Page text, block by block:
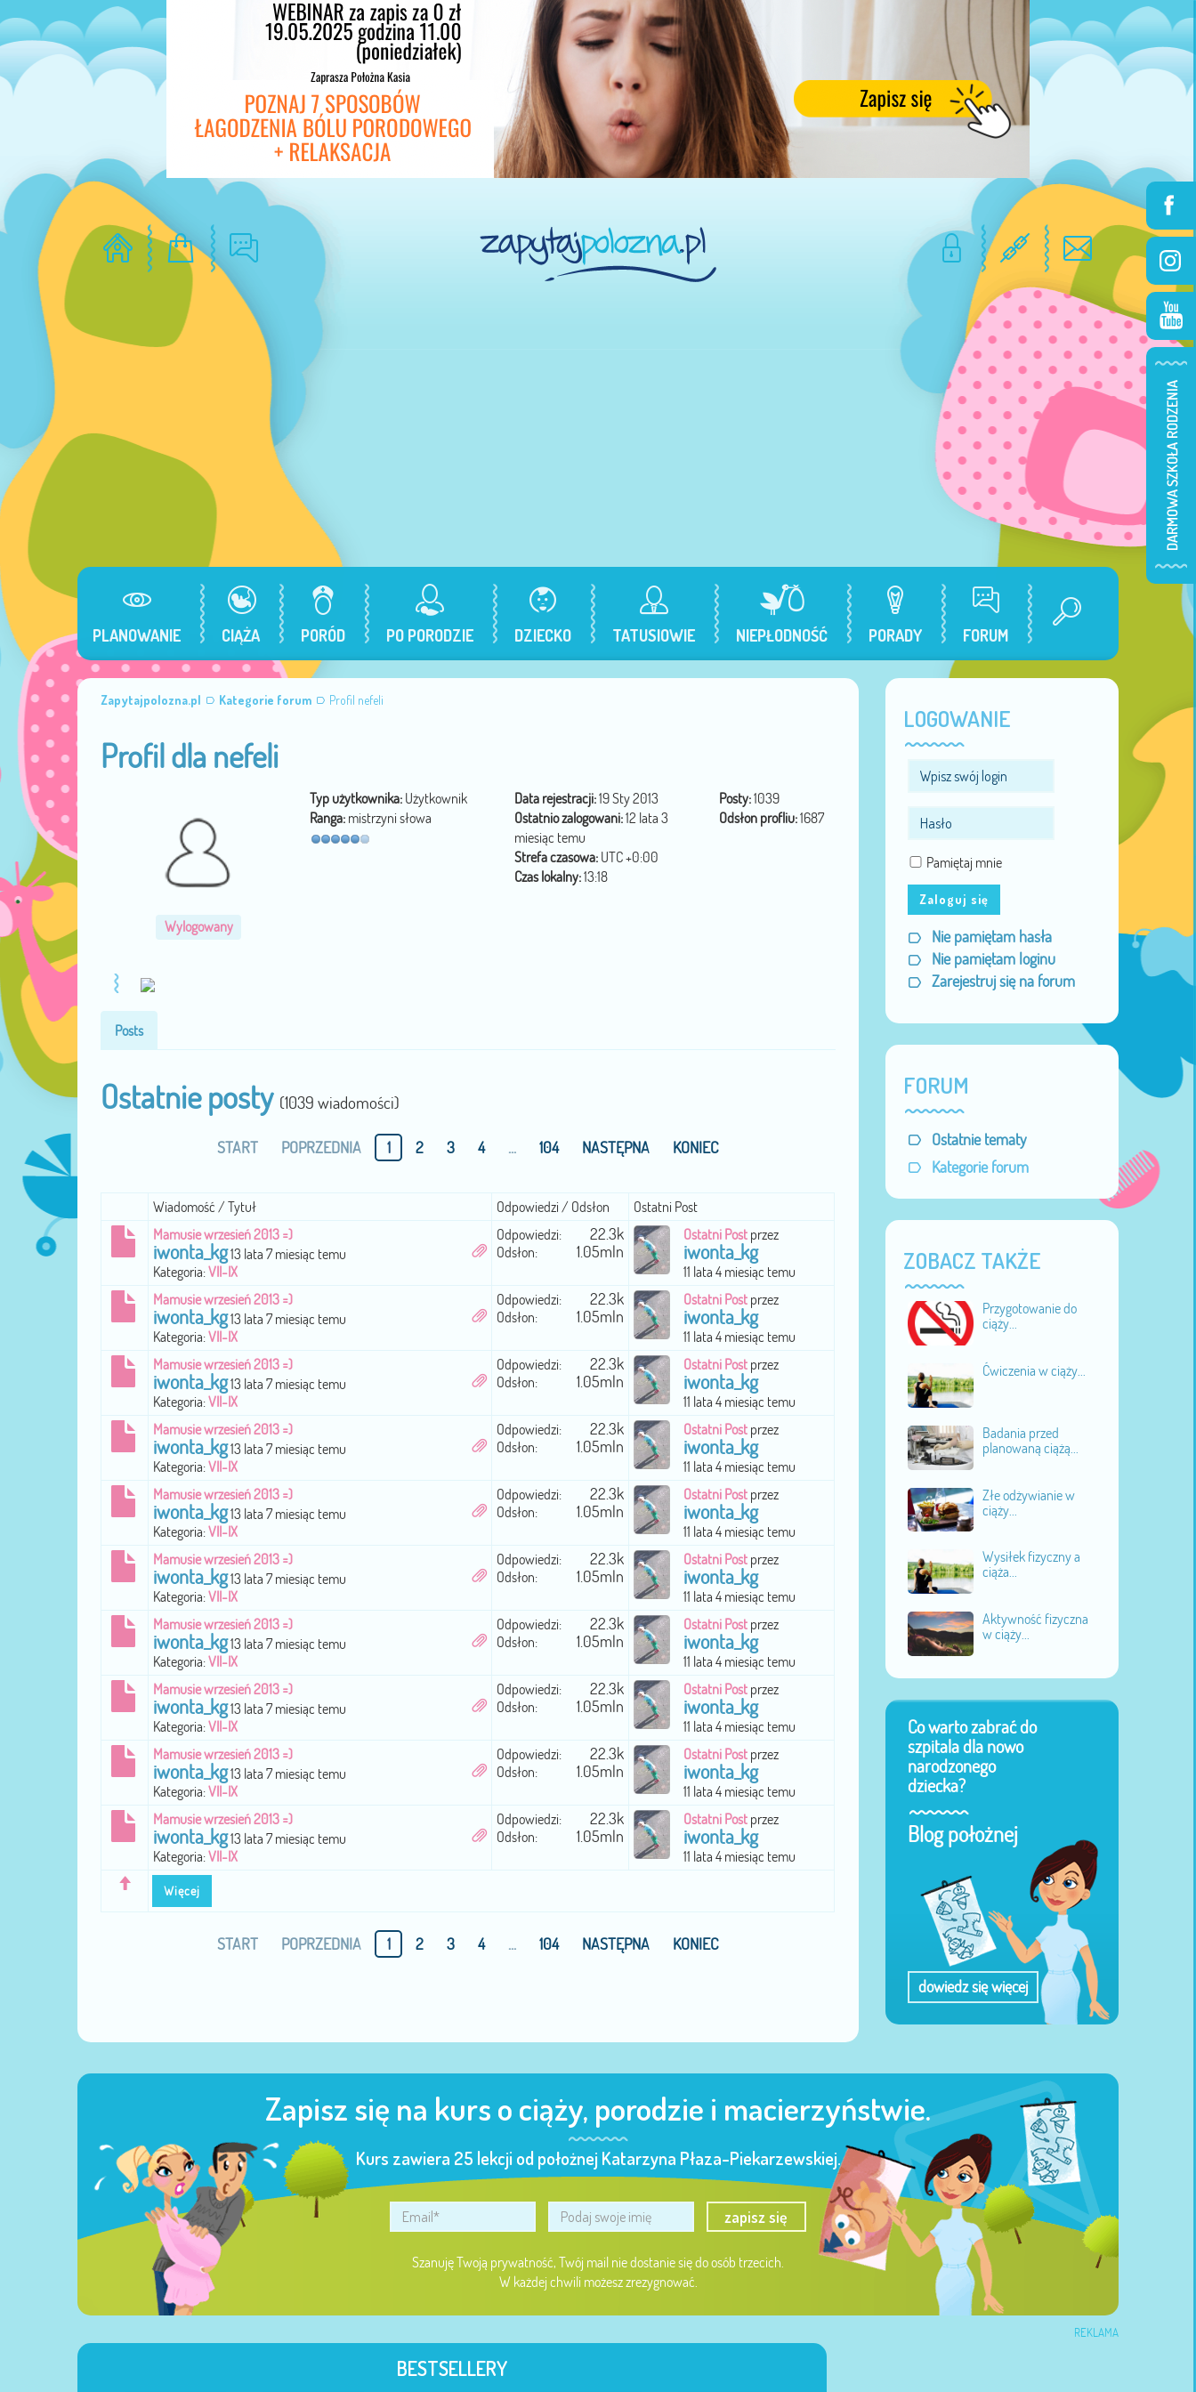
PLANOWANIE CIĄŻA PORÓD PO PORODZIE DZIECKO TATUSIOWIE NIEPŁODNOŚĆ PORADY FORUM
Zapytajpolozna.pl Kategorie forum Profil nefeli
Profil dla nefeli
Wylogowany
Typ użytkownika: Użytkownik
Ranga: mistrzyni słowa
Data rejestracji:19 Sty 2013
Ostatnio zalogowani:12 lata 3
miesiąc temu
Strefa czasowa: UTC +0:00
Czas lokalny:13:18
Posty:1039
Odsłon profliu:1687
Posts
Ostatnie posty (1039 wiadomości)
START POPRZEDNIA 1 2 3 4 ... 104 NASTĘPNA KONIEC
Wiadomość / Tytuł Odpowiedzi / Odsłon Ostatni Post
Więcej
Mamusie wrzesień 2013 =)
iwonta_kg13 lata 7 miesiąc temu
Kategoria:VII-IX
Odpowiedzi: 22.3k
Odsłon: 1.05mln
Ostatni Post przez
iwonta_kg
11 lata 4 miesiąc temu
Mamusie wrzesień 2013 =)
iwonta_kg13 lata 7 miesiąc temu
Kategoria:VII-IX
Odpowiedzi: 22.3k
Odsłon: 1.05mln
Ostatni Post przez
iwonta_kg
11 lata 4 miesiąc temu
Mamusie wrzesień 2013 =)
iwonta_kg13 lata 7 miesiąc temu
Kategoria:VII-IX
Odpowiedzi: 22.3k
Odsłon: 1.05mln
Ostatni Post przez
iwonta_kg
11 lata 4 miesiąc temu
Mamusie wrzesień 2013 =)
iwonta_kg13 lata 7 miesiąc temu
Kategoria:VII-IX
Odpowiedzi: 22.3k
Odsłon: 1.05mln
Ostatni Post przez
iwonta_kg
11 lata 4 miesiąc temu
Mamusie wrzesień 2013 =)
iwonta_kg13 lata 7 miesiąc temu
Kategoria:VII-IX
Odpowiedzi: 22.3k
Odsłon: 1.05mln
Ostatni Post przez
iwonta_kg
11 lata 4 miesiąc temu
Mamusie wrzesień 2013 =)
iwonta_kg13 lata 7 miesiąc temu
Kategoria:VII-IX
Odpowiedzi: 22.3k
Odsłon: 1.05mln
Ostatni Post przez
iwonta_kg
11 lata 4 miesiąc temu
Mamusie wrzesień 2013 =)
iwonta_kg13 lata 7 miesiąc temu
Kategoria:VII-IX
Odpowiedzi: 22.3k
Odsłon: 1.05mln
Ostatni Post przez
iwonta_kg
11 lata 4 miesiąc temu
Mamusie wrzesień 2013 =)
iwonta_kg13 lata 7 miesiąc temu
Kategoria:VII-IX
Odpowiedzi: 22.3k
Odsłon: 1.05mln
Ostatni Post przez
iwonta_kg
11 lata 4 miesiąc temu
Mamusie wrzesień 2013 =)
iwonta_kg13 lata 7 miesiąc temu
Kategoria:VII-IX
Odpowiedzi: 22.3k
Odsłon: 1.05mln
Ostatni Post przez
iwonta_kg
11 lata 4 miesiąc temu
Mamusie wrzesień 2013 =)
iwonta_kg13 lata 7 miesiąc temu
Kategoria:VII-IX
Odpowiedzi: 22.3k
Odsłon: 1.05mln
Ostatni Post przez
iwonta_kg
11 lata 4 miesiąc temu
START POPRZEDNIA 1 2 3 4 ... 104 NASTĘPNA KONIEC
LOGOWANIE
Pamiętaj mnie
Zaloguj się
Nie pamiętam hasła
Nie pamiętam loginu
Zarejestruj się na forum
FORUM
Ostatnie tematy
Kategorie forum
ZOBACZ TAKŻE
Przygotowanie do
ciąży...
Ćwiczenia w ciąży...
Badania przed
planowaną ciążą...
Złe odżywianie w
ciąży...
Wysiłek fizyczny a
ciąża...
Aktywność fizyczna
w ciąży...
Co warto zabrać do
szpitala dla nowo
narodzonego
dziecka?
Blog położnej
dowiedz się więcej
Zapisz się na kurs o ciąży, porodzie i macierzyństwie.
Kurs zawiera 25 lekcji od położnej Katarzyna Płaza-Piekarzewskiej.
zapisz się
Szanuję Twoją prywatność, Twój mail nie dostanie się do osób trzecich.
W każdej chwili możesz zrezygnować.
REKLAMA
BESTSELLERY